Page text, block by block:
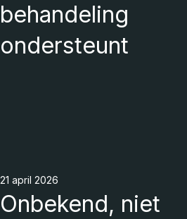
behandeling
ondersteunt
21 april 2026
Onbekend, niet